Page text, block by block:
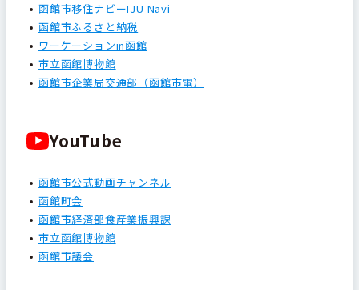
函館市移住ナビーIJU Navi
函館市ふるさと納税
ワーケーションin函館
市立函館博物館
函館市企業局交通部（函館市電）
YouTube
函館市公式動画チャンネル
函館町会
函館市経済部食産業振興課
市立函館博物館
函館市議会